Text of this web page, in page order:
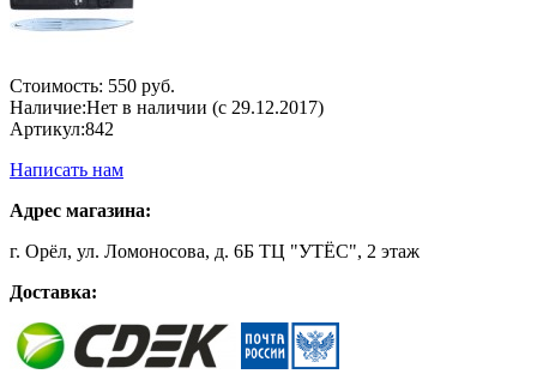
Стоимость: 550 руб.
Наличие:Нет в наличии (с 29.12.2017)
Артикул:842
Написать нам
Адрес магазина:
г. Орёл, ул. Ломоносова, д. 6Б ТЦ "УТЁС", 2 этаж
Доставка: